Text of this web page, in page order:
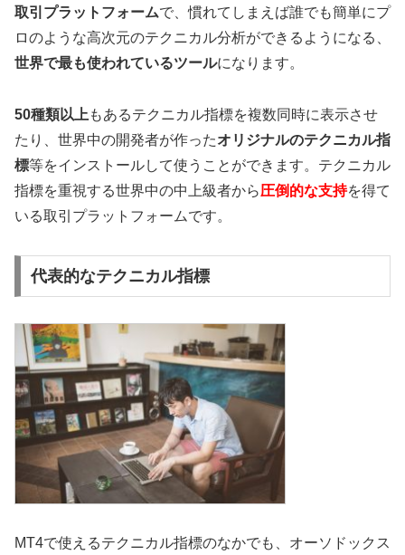
取引プラットフォームで、慣れてしまえば誰でも簡単にプ
ロのような高次元のテクニカル分析ができるようになる、
世界で最も使われているツールになります。
50種類以上 もあるテクニカル指標を複数同時に表示させ
たり、世界中の開発者が作ったオリジナルのテクニカル指
標等をインストールして使うことができます。テクニカル
指標を重視する世界中の中上級者から圧倒的な支持を得て
いる取引プラットフォームです。
代表的なテクニカル指標
MT4で使えるテクニカル指標のなかでも、オーソドックス